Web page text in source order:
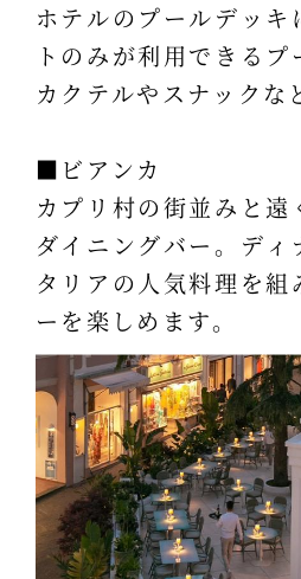
ホテルのプールデッキ
トのみが利用できるプ
カクテルやスナックな
■ビアンカ
カプリ村の街並みと遠
ダイニングバー。ディ
タリアの人気料理を組
ーを楽しめます。